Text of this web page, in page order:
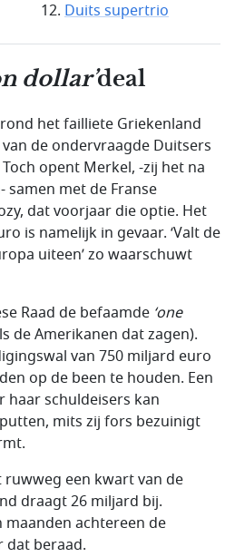
Duits supertrio
dollar’deal
het failliete Griekenland
de ondervraagde Duitsers
opent Merkel, -zij het na
samen met de Franse
dat voorjaar die optie. Het
is namelijk in gevaar. ‘Valt de
uiteen’ zo waarschuwt
Raad de befaamde ‘one
de Amerikanen dat zagen).
van 750 miljard euro
op de been te houden. Een
haar schuldeisers kan
mits zij fors bezuinigt
een kwart van de
draagt 26 miljard bij.
maanden achtereen de
dat beraad.